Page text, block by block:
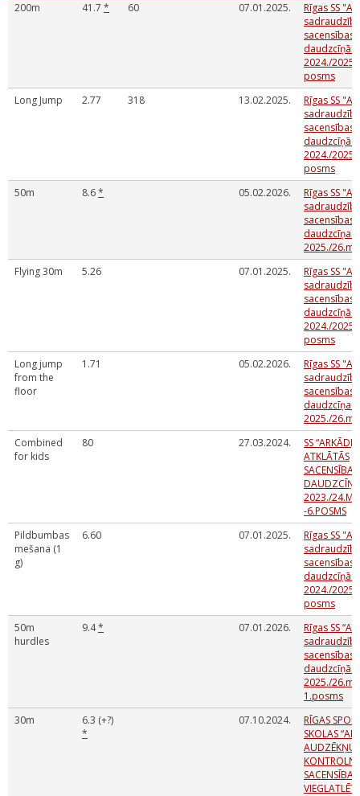
200m 41.7 * 60 07.01.2025.
Rīgas SS
sacensības
daudzcīņās
2024./2025.
posms
Long Jump
2.77 318 13.02.2025.
Rīgas SS
sacensības
daudzcīņās
2024./2025.
posms
50m
8.6* 05.02.2026.
Rīgas SS
sacensības
daudzcīņas
2025./
Flying 30m
5.26 07.01.2025.
Rīgas SS
sacensības
daudzcīņās
2024./2025.
posms
Long jump
from the
floor
1.71 05.02.2026.
Rīgas SS
sacensības
daudzcīņas
2025./
Combined
for kids
80 27.03.2024.
SS
ATKLĀTĀS
2023./
-6.POSMS
Pildbumbas
mešana (1
g)
6.60 07.01.2025.
Rīgas SS
sacensības
daudzcīņās
2024./2025.
posms
50m
hurdles
9.4* 07.01.2026.
Rīgas SS
sacensības
daudzcīņās
2025./
1.posms
30m
6.3 (+?)
*
07.10.2024.
RĪGAS
SKOLAS
AUDZĒKŅU
SACENSĪBAS